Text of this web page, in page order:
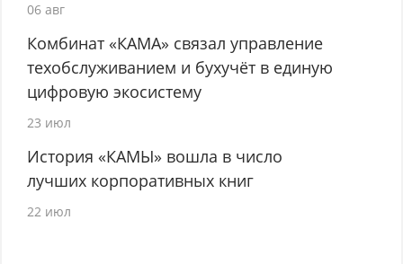
06 авг
Комбинат «КАМА» связал управление
техобслуживанием и бухучёт в единую
цифровую экосистему
23 июл
История «КАМЫ» вошла в число
лучших корпоративных книг
22 июл